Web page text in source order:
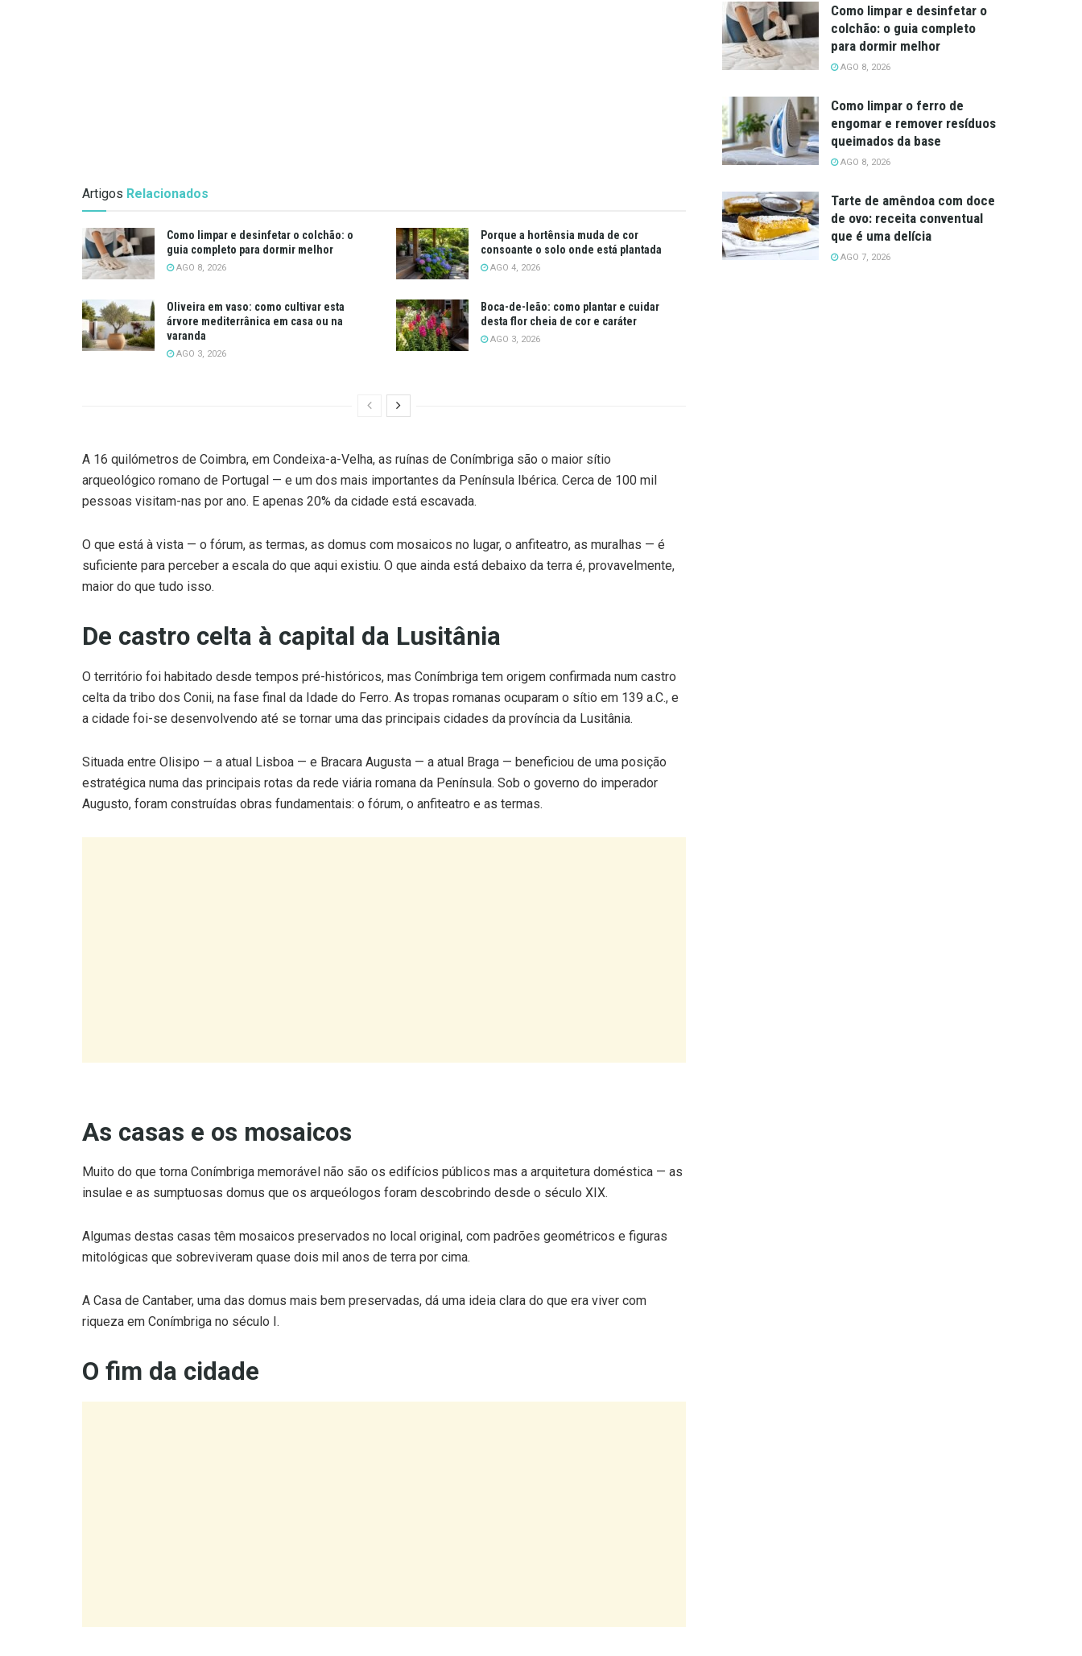
Artigos Relacionados
Como limpar e desinfetar o colchão: o
guia completo para dormir melhor
AGO 8, 2026
Porque a hortênsia muda de cor
consoante o solo onde está plantada
AGO 4, 2026
Oliveira em vaso: como cultivar esta
árvore mediterrânica em casa ou na
varanda
AGO 3, 2026
Boca-de-leão: como plantar e cuidar
desta flor cheia de cor e caráter
AGO 3, 2026
A 16 quilómetros de Coimbra, em Condeixa-a-Velha, as ruínas de Conímbriga são o maior sítio
arqueológico romano de Portugal — e um dos mais importantes da Península Ibérica. Cerca de 100 mil
pessoas visitam-nas por ano. E apenas 20% da cidade está escavada.
O que está à vista — o fórum, as termas, as domus com mosaicos no lugar, o anfiteatro, as muralhas — é
suficiente para perceber a escala do que aqui existiu. O que ainda está debaixo da terra é, provavelmente,
maior do que tudo isso.
De castro celta à capital da Lusitânia
O território foi habitado desde tempos pré-históricos, mas Conímbriga tem origem confirmada num castro
celta da tribo dos Conii, na fase final da Idade do Ferro. As tropas romanas ocuparam o sítio em 139 a.C., e
a cidade foi-se desenvolvendo até se tornar uma das principais cidades da província da Lusitânia.
Situada entre Olisipo — a atual Lisboa — e Bracara Augusta — a atual Braga — beneficiou de uma posição
estratégica numa das principais rotas da rede viária romana da Península. Sob o governo do imperador
Augusto, foram construídas obras fundamentais: o fórum, o anfiteatro e as termas.
Muito do que torna Conímbriga memorável não são os edifícios públicos mas a arquitetura doméstica — as
Algumas destas casas têm mosaicos preservados no local original, com padrões geométricos e figuras
A Casa de Cantaber, uma das domus mais bem preservadas, dá uma ideia clara do que era viver com
restaram fugiram, fundando Condeixa-a-Velha — uma continuidade direta entre a cidade romana
Como limpar e desinfetar o
colchão: o guia completo
para dormir melhor
AGO 8, 2026
Como limpar o ferro de
engomar e remover resíduos
queimados da base
AGO 8, 2026
Tarte de amêndoa com doce
de ovo: receita conventual
que é uma delícia
AGO 7, 2026